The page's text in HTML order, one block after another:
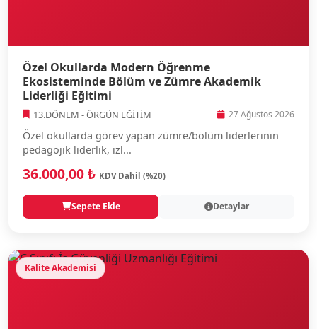
Özel Okullarda Modern Öğrenme
Ekosisteminde Bölüm ve Zümre Akademik
Liderliği Eğitimi
13.DÖNEM - ÖRGÜN EĞİTİM 27 Ağustos 2026
Özel okullarda görev yapan zümre/bölüm liderlerinin
pedagojik liderlik, izl...
36.000,00 ₺ KDV Dahil (%20)
Sepete Ekle Detaylar
Kalite Akademisi